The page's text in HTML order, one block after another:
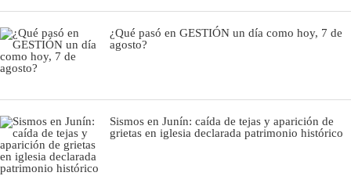
¿Qué pasó en GESTIÓN un día como hoy, 7 de
agosto?
Sismos en Junín: caída de tejas y aparición de
grietas en iglesia declarada patrimonio histórico